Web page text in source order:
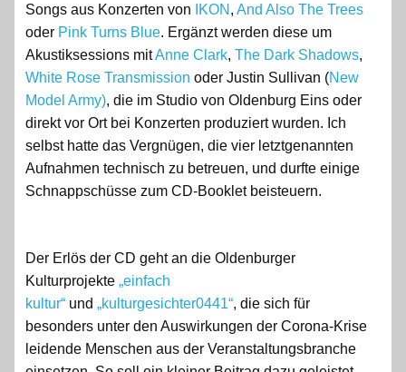
Songs aus Konzerten von
IKON , And Also The Trees
oder Pink Turns Blue. Ergänzt werden diese um
Akustiksessions mitAnne Clark, The Dark Shadows,
White Rose Transmission oder Justin Sullivan (New
Model Army), die im Studio von Oldenburg Eins oder
direkt vor Ort bei Konzerten produziert wurden. Ich
selbst hatte das Vergnügen, die vier letztgenannten
Aufnahmen technisch zu betreuen, und durfte einige
Schnappschüsse zum CD-Booklet beisteuern.
Der Erlös der CD geht an die Oldenburger
Kulturprojekte „einfach
kultur“ und „kulturgesichter0441“, die sich für
besonders unter den Auswirkungen der Corona-Krise
leidende Menschen aus der Veranstaltungsbranche